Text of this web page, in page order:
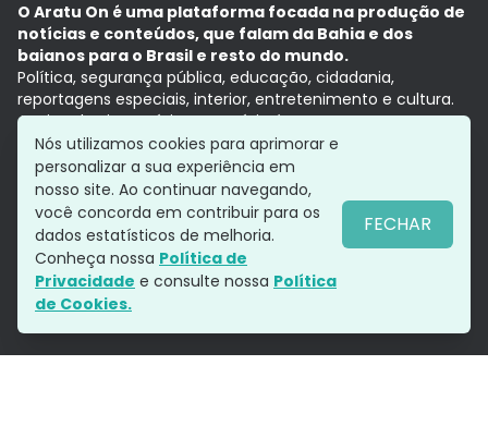
O Aratu On é uma plataforma focada na produção de
notícias e conteúdos, que falam da Bahia e dos
baianos para o Brasil e resto do mundo.
Política, segurança pública, educação, cidadania,
reportagens especiais, interior, entretenimento e cultura.
Aqui, tudo vira notícia e a notícia é no tempo presente,
com a credibilidade do Grupo Aratu.
Grupo Aratu
Política de privacidade
Siga-nos
Nós utilizamos cookies para aprimorar e
personalizar a sua experiência em
nosso site. Ao continuar navegando,
você concorda em contribuir para os
dados estatísticos de melhoria.
Conheça nossa Política de
Privacidade e consulte nossa Política
de Cookies.
FECHAR